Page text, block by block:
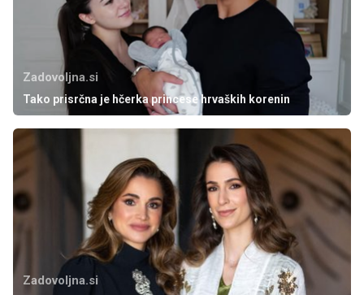
Zadovoljna.si
Tako prisrčna je hčerka princese hrvaških korenin
Zadovoljna.si